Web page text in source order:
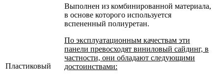
Пластиковый
Выполнен из комбинированной материала,
в основе которого используется
вспененный полиуретан.
По эксплуатационным качествам эти
панели превосходят виниловый сайдинг, в
частности, они обладают следующими
достоинствами: